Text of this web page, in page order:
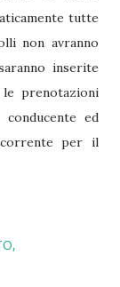
tutte
non avranno
inserite
prenotazioni
ed
corrente per il